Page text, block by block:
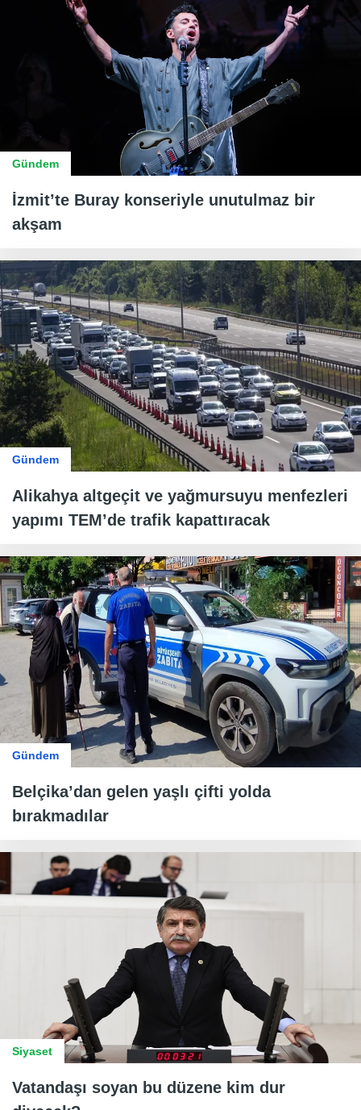
Gündem
İzmit’te Buray konseriyle unutulmaz bir
akşam
Gündem
Alikahya altgeçit ve yağmursuyu menfezleri
yapımı TEM’de trafik kapattıracak
Gündem
Belçika’dan gelen yaşlı çifti yolda
bırakmadılar
Siyaset
Vatandaşı soyan bu düzene kim dur